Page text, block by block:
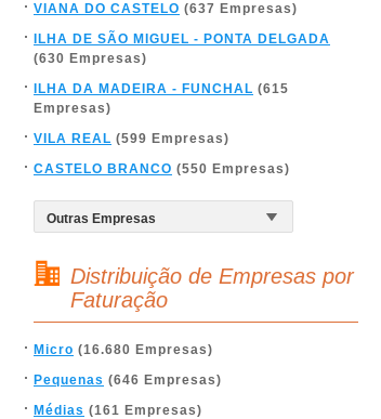
VIANA DO CASTELO (637 Empresas)
ILHA DE SÃO MIGUEL - PONTA DELGADA
(630 Empresas)
ILHA DA MADEIRA - FUNCHAL (615
Empresas)
VILA REAL (599 Empresas)
CASTELO BRANCO (550 Empresas)
Distribuição de Empresas por
Faturação
Micro (16.680 Empresas)
Pequenas (646 Empresas)
Médias (161 Empresas)